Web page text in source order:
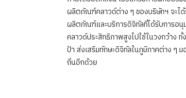
ผลิตภัณฑ์คลาวด์ต่าง ๆ ของบริษัทฯ จะไ
ผลิตภัณฑ์และบริการดิจิทัลที่ได้รับการอนุมั
คลาวด์ประสิทธิภาพสูงไปใช้ในวงกว้าง
ป้า ส่งเสริมทักษะดิจิทัลในภูมิภาคต่าง ๆ
ถิ่นอีกด้วย